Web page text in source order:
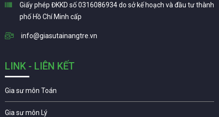
Giấy phép ĐKKD số 0316086934 do sở kế hoạch và đầu tư thành
phố Hồ Chí Minh cấp
info@giasutainangtre.vn
LINK - LIÊN KẾT
Gia sư môn Toán
Gia sư môn Lý